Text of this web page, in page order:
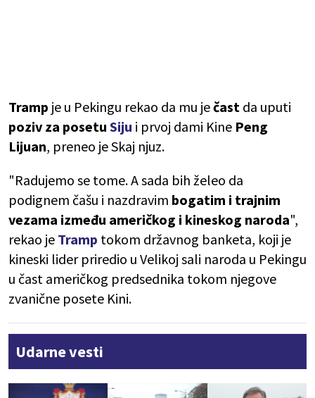
Tramp je u Pekingu rekao da mu ječast da uputi
poziv za posetu Siju i prvoj dami Kine Peng
Lijuan, preneo je Skaj njuz.
"Radujemo se tome. A sada bih želeo da
podignem čašu i nazdravim bogatim i trajnim
vezama između američkog i kineskog naroda",
rekao je Tramp tokom državnog banketa, koji je
kineski lider priredio u Velikoj sali naroda u Pekingu
u čast američkog predsednika tokom njegove
zvanične posete Kini.
Udarne vesti